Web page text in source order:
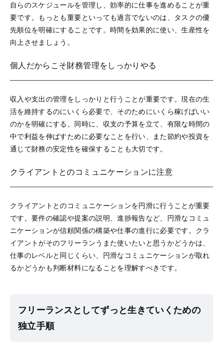
自らのスケジュールを管理し、効率的に仕事を進めることが重
要です。もっとも重要といっても過言でないのは、タスクの優
先順位を明確にすることです。時間を効果的に使い、生産性を
向上させましょう。
個人だからこそ財務管理をしっかりやる
収入や支出の管理をしっかりと行うことが重要です。現在の生
活を維持するのにいくら必要で、そのためにいくら稼げばいい
のかを明確にする。同時に、収支の予算を立て、有限な時間の
中で利益を伸ばすために必要なことを行い、また節約や投資を
通じて財務の安定性を確保することも大切です。
クライアントとのコミュニケーションに注意
クライアントとのコミュニケーションを円滑に行うことが重要
です。要件の確認や提案の説明、進捗報告など、円滑なコミュ
ニケーションが信頼関係の構築や仕事の進行に必要です。クラ
イアントがそのフリーランうまた使いたいと思うかどうかは、
仕事のレベルと同じくらい、円滑なコミュニケーションが取れ
るかどうかも判断材料になることを理解すべきです。
フリーランスとしてずっと生きていくための
独立手順